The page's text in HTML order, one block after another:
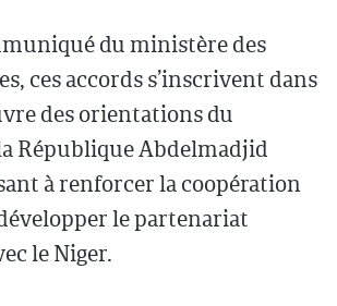
du ministère des
ces accords s’inscrivent dans
des orientations du
République Abdelmadjid
à renforcer la coopération
le partenariat
le Niger.